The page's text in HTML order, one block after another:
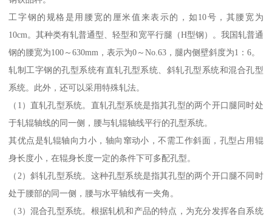
工字钢的规格是用腰宽的厘米值来表示的，如10号，其腰宽为
10cm。其种类有轧普通型、轻型和宽平行腿（H型钢）。我国轧普通
钢的腰宽为100～630mm，表示为0～No.63，腿内侧壁斜度为1：6。
轧制工字钢的孔型系统有直轧孔型系统、斜轧孔型系统和混合孔型
系统。此外，还可以采用特殊轧法。
（1）直轧孔型系统。直轧孔型系统是指其孔型的两个开口腿同时处
于轧辊轴线的同一侧，腰与轧辊轴线平行的孔型系统。
其优点是轧辊轴向力小，轴向窜动小，不需工作斜面，孔型占用辊
身长度小，在辊身长度一定的条件下可多配孔型。
（2）斜轧孔型系统。这种孔型系统是指其孔型的两个开口腿不同时
处于腰部的同一侧，腰与水平轴线有一夹角。
（3）混合孔型系统。根据轧机和产品的特点，为充分发挥各自系统